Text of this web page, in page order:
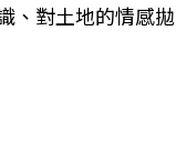
、對土地的情感拋